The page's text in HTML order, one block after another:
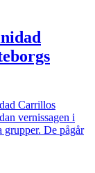
Carrillos
vernissagen i
grupper. De pågår